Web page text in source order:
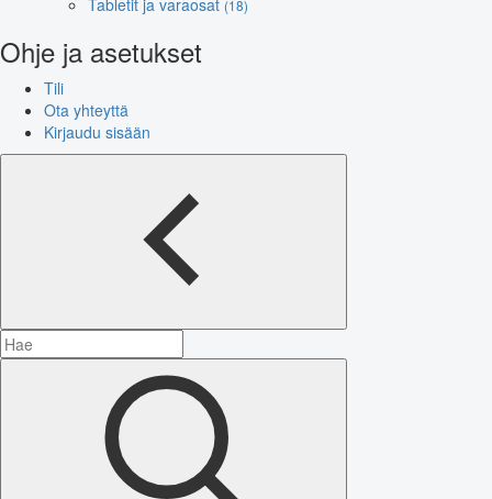
(18)
Ohje ja asetukset
Tili
Ota yhteyttä
Kirjaudu sisään